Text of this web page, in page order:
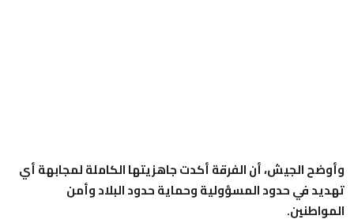
وأوضح الجيش، أن الفرقة أكدت جاهزيتها الكاملة لمجابهة أي
تهديد في حدود المسؤولية وحماية حدود البلاد وأمن
المواطنين.